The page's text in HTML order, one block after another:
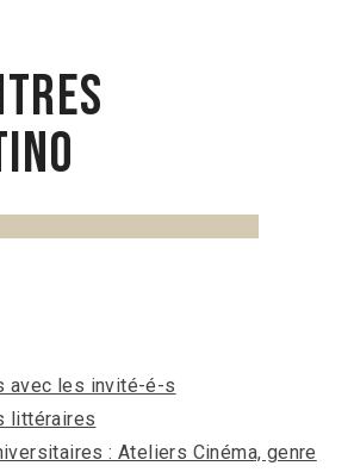
avec les invité-é-s
littéraires
: Ateliers Cinéma, genre